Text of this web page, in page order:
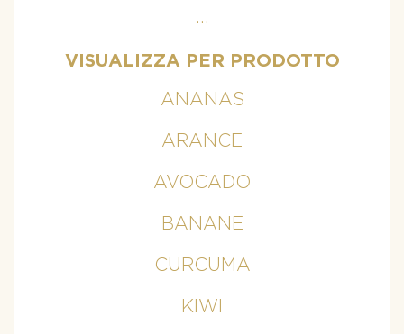
...
VISUALIZZA PER PRODOTTO
ANANAS
ARANCE
AVOCADO
BANANE
CURCUMA
KIWI